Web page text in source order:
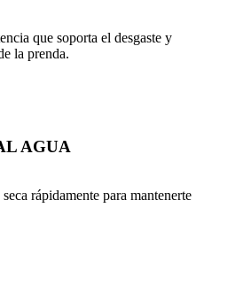
que soporta el desgaste y
la prenda.
AGUA
rápidamente para mantenerte